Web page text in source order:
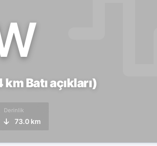
Batı açıkları)
Derinlik
73.0 km